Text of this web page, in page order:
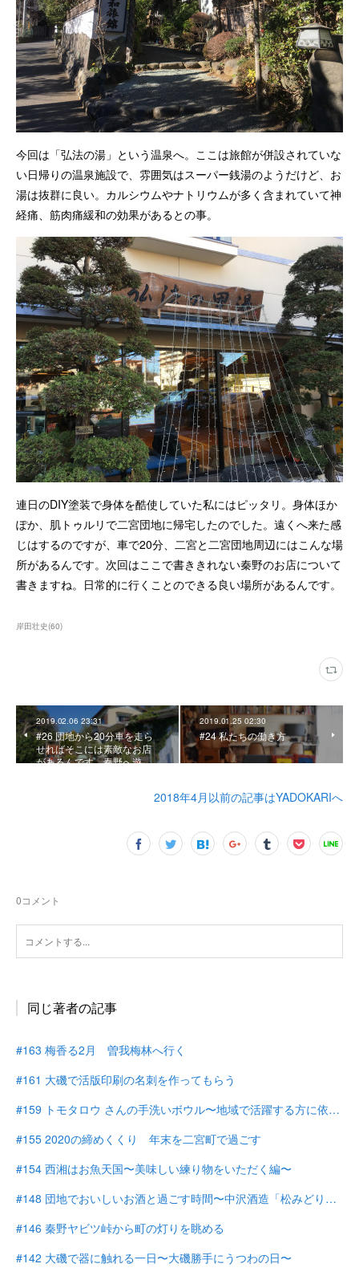
今回は「弘法の湯」という温泉へ。ここは旅館が併設されていな
い日帰りの温泉施設で、雰囲気はスーパー銭湯のようだけど、お
湯は抜群に良い。カルシウムやナトリウムが多く含まれていて神
経痛、筋肉痛緩和の効果があるとの事。
連日のDIY塗装で身体を酷使していた私にはピッタリ。身体ほか
ぽか、肌トゥルリで二宮団地に帰宅したのでした。遠くへ来た感
じはするのですが、車で20分、二宮と二宮団地周辺にはこんな場
所があるんです。次回はここで書ききれない秦野のお店について
書きますね。日常的に行くことのできる良い場所があるんです。
岸田壮史(60)
2019.02.06 23:31
#26 団地から20分車を走ら
せればそこには素敵なお店
があるんです。秦野へ遊…
2019.01.25 02:30
#24 私たちの働き方
2018年4月以前の記事はYADOKARIへ
0コメント
同じ著者の記事
#163 梅香る2月 曽我梅林へ行く
#161 大磯で活版印刷の名刺を作ってもらう
#159 トモタロウ さんの手洗いボウル〜地域で活躍する方に依頼する〜
#155 2020の締めくくり 年末を二宮町で過ごす
#154 西湘はお魚天国〜美味しい練り物をいただく編〜
#148 団地でおいしいお酒と過ごす時間〜中沢酒造「松みどり」〜
#146 秦野ヤビツ峠から町の灯りを眺める
#142 大磯で器に触れる一日〜大磯勝手にうつわの日〜